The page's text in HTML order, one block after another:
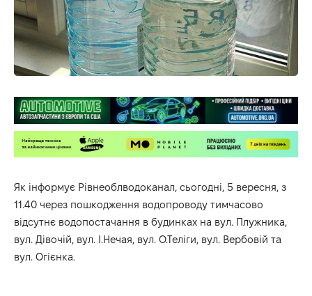
Як інформує Рівнеоблводоканал, сьогодні, 5 вересня, з
11.40 через пошкодження водопроводу тимчасово
відсутнє водопостачання в будинках на вул. Плужника,
вул. Дівочій, вул. І.Нечая, вул. О.Теліги, вул. Вербовій та
вул. Огієнка.